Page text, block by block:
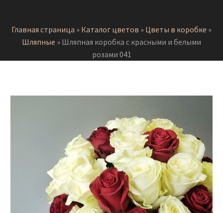
Главная страница » Каталог цветов » Цветы в коробке »
Шляпные » Шляпная коробка с красными и белыми
розами 041